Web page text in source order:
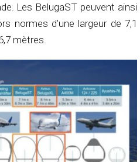
Les BelugaST peuvent ainsi
normes d’une largeur de 7,1
mètres.